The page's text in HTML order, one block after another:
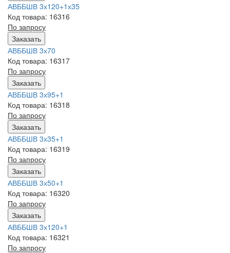
АВББШВ 3х120+1х35
Код товара: 16316
По запросу
Заказать
АВББШВ 3х70
Код товара: 16317
По запросу
Заказать
АВББШВ 3х95+1
Код товара: 16318
По запросу
Заказать
АВББШВ 3х35+1
Код товара: 16319
По запросу
Заказать
АВББШВ 3х50+1
Код товара: 16320
По запросу
Заказать
АВББШВ 3х120+1
Код товара: 16321
По запросу